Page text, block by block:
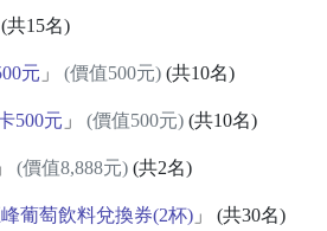
(共15名)
元 」 (價值500元)(共10名)
500元 」 (價值500元)(共10名)
(價值8,888元)(共2名)
葡萄飲料兌換券(2杯)」 (共30名)